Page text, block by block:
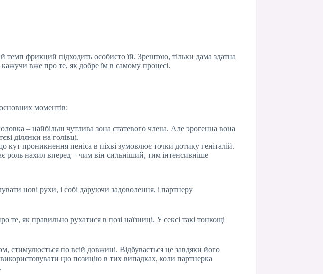
темп фрикций підходить особисто їй. Зрештою, тільки дама здатна
вже про те, як добре їм в самому процесі.
моментів:
– найбільш чутлива зона статевого члена. Але эрогенна вона
ділянки на голівці.
проникнення пеніса в піхві зумовлює точки дотику геніталій.
роль нахил вперед – чим він сильніший, тим інтенсивніше
нові рухи, і собі даруючи задоволення, і партнеру
те, як правильно рухатися в позі наїзниці. У сексі такі тонкощі
стимулюється по всій довжині. Відбувається це завдяки його
цю позицію в тих випадках, коли партнерка